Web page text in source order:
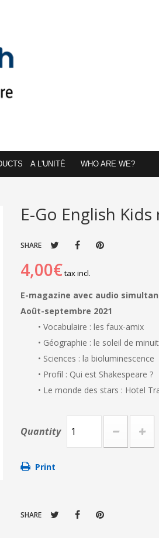
A L'UNITÉ WHO ARE WE?
E-Go English Kids
SHARE
4,00€tax incl.
E-magazine avec audio
Août-septembre 2021
• Vocabulaire : les faux-amix
• Géographie : le soleil de minuit
• Sciences : la bioluminescence
• Profil : Qui est Shakespeare ?
• Le monde des stars : Hotel
Quantity
Print
SHARE